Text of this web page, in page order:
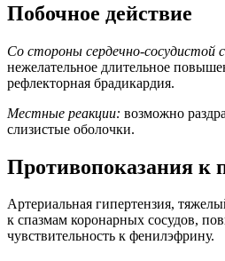
Побочное действие
Со стороны сердечно-сосудистой
нежелательное длительное
рефлекторная брадикардия.
Местные реакции: возможно
слизистые оболочки.
Противопоказания к
Артериальная гипертензия,
к спазмам коронарных сосудов,
чувствительность к фенилэфрину.